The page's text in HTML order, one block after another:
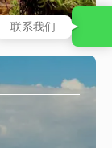
联系我们